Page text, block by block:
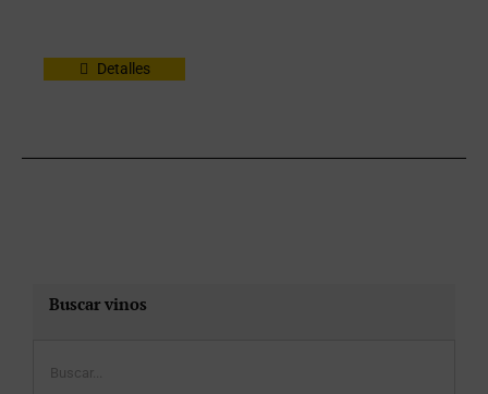
Detalles
Buscar vinos